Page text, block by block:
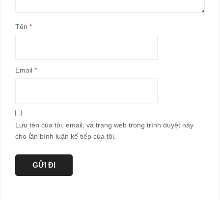
Tên *
Email *
Lưu tên của tôi, email, và trang web trong trình duyệt này
cho lần bình luận kế tiếp của tôi.